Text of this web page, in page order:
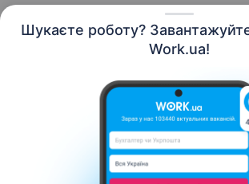
Шукаєте роботу?
Work.ua!